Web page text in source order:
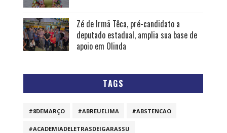
Zé de Irmã Têca, pré-candidato a
deputado estadual, amplia sua base de
apoio em Olinda
TAGS
#8DEMARÇO #ABREUELIMA #ABSTENCAO
#ACADEMIADELETRASDEIGARASSU